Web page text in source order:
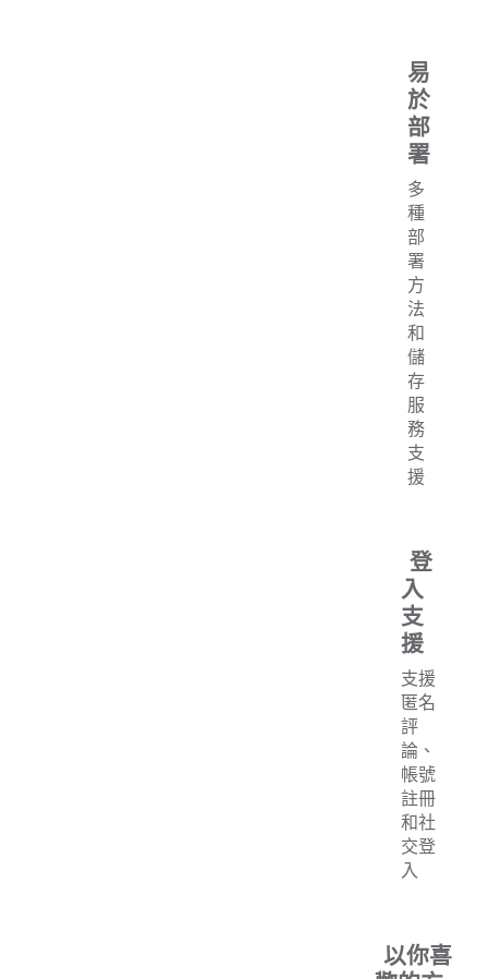
易
於
部
署
多
種
部
署
方
法
和
儲
存
服
務
支
援
登
入
支
援
支援
匿名
評
論、
帳號
註冊
和社
交登
入
以你喜